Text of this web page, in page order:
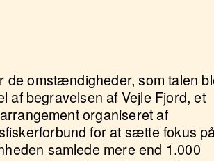
de omstændigheder, som talen
af begravelsen af Vejle Fjord, et
organiseret af
for at sætte fokus
samlede mere end 1.000